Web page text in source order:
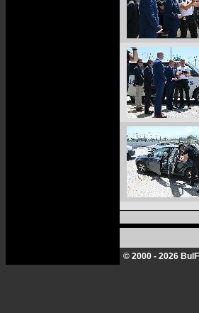
© 2000 - 2026